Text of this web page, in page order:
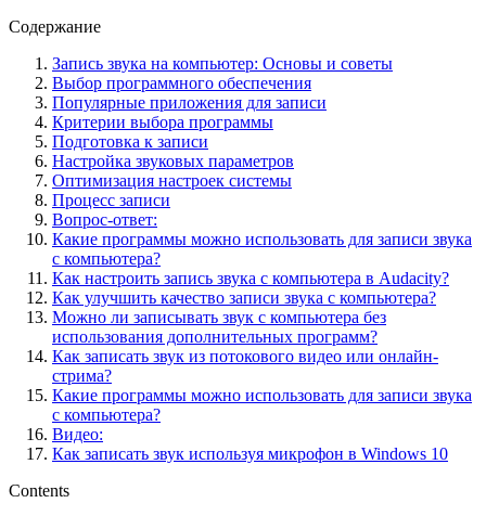
Содержание
Запись звука на компьютер: Основы и советы
Выбор программного обеспечения
Популярные приложения для записи
Критерии выбора программы
Подготовка к записи
Настройка звуковых параметров
Оптимизация настроек системы
Процесс записи
Вопрос-ответ:
Какие программы можно использовать для записи звука
с компьютера?
Как настроить запись звука с компьютера в Audacity?
Как улучшить качество записи звука с компьютера?
Можно ли записывать звук с компьютера без
использования дополнительных программ?
Как записать звук из потокового видео или онлайн-
стрима?
Какие программы можно использовать для записи звука
с компьютера?
Видео:
Как записать звук используя микрофон в Windows 10
Contents